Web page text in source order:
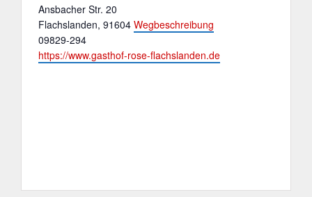
Adresse
Ansbacher Str. 20
Flachslanden, 91604 Wegbeschreibung
Telefon
09829-294
Webseite
https://www.gasthof-rose-flachslanden.de